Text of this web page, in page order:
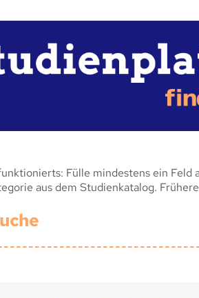
Fülle mindestens ein Feld
aus dem Studienkatalog.